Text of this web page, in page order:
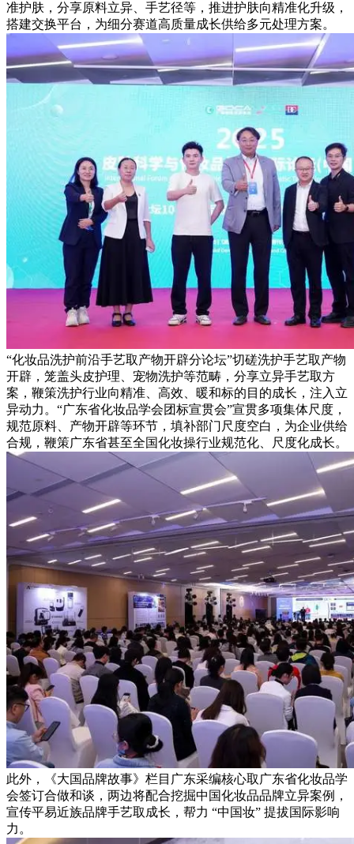
准护肤，分享原料立异、手艺径等，推进护肤向精准化升级，
搭建交换平台，为细分赛道高质量成长供给多元处理方案。
“化妆品洗护前沿手艺取产物开辟分论坛”切磋洗护手艺取产物
开辟，笼盖头皮护理、宠物洗护等范畴，分享立异手艺取方
案，鞭策洗护行业向精准、高效、暖和标的目的成长，注入立
异动力。“广东省化妆品学会团标宣贯会”宣贯多项集体尺度，
规范原料、产物开辟等环节，填补部门尺度空白，为企业供给
合规，鞭策广东省甚至全国化妆操行业规范化、尺度化成长。
此外，《大国品牌故事》栏目广东采编核心取广东省化妆品学
会签订合做和谈，两边将配合挖掘中国化妆品品牌立异案例，
宣传平易近族品牌手艺取成长，帮力 “中国妆” 提拔国际影响
力。